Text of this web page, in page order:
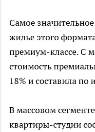
Самое
жилье этого
премиум-классе. С
стоимость
18% и составила по
В массовом
квартиры-студии